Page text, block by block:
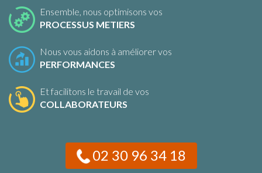
Ensemble, nous optimisons vos
PROCESSUS METIERS
Nous vous aidons à améliorer vos
PERFORMANCES
Et facilitons le travail de vos
COLLABORATEURS
02 30 96 34 18